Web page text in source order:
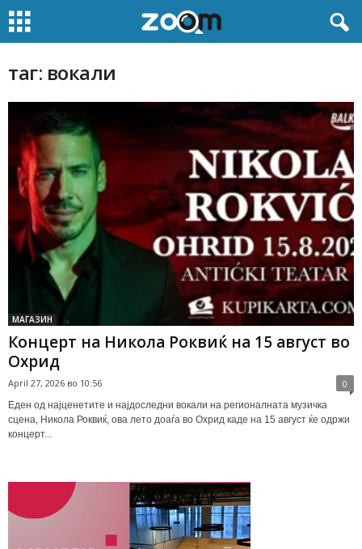
таг: вокали
МАГАЗИН
Концерт на Никола Роквиќ на 15 август во
Охрид
April 27, 2026 во 10:56 0
Еден од најценетите и најдоследни вокали на регионалната музичка
сцена, Никола Роквиќ, ова лето доаѓа во Охрид каде на 15 август ќе одржи
концерт...